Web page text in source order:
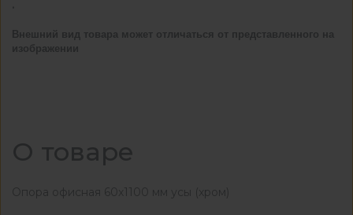
Внешний вид товара может отличаться от представленного на
изображении
О товаре
Опора офисная 60х1100 мм усы (хром)